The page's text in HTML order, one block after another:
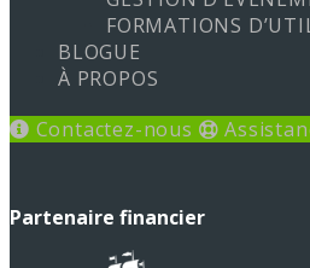
FORMATIONS
BLOGUE
À PROPOS
Contactez-nous
Partenaire financier